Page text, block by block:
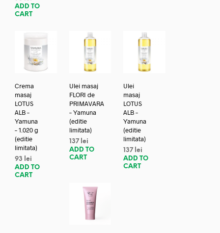
ADD TO
CART
Crema
masaj
LOTUS
ALB –
Yamuna
– 1.020 g
(editie
limitata)
93
lei
ADD TO
CART
Ulei masaj
FLORI de
PRIMAVARA
– Yamuna
(editie
limitata)
137 lei
ADD TO
CART
Ulei
masaj
LOTUS
ALB –
Yamuna
(editie
limitata)
137 lei
ADD TO
CART